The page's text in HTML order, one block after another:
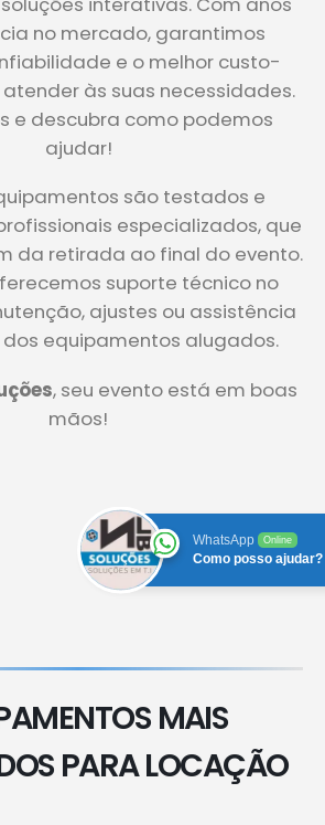
no mercado, garantimos
e o melhor custo-
às suas necessidades.
e descubra como podemos
ajudar!
são testados e
especializados, que
da retirada ao final do evento.
suporte técnico no
ajustes ou assistência
equipamentos alugados.
, seu evento está em boas
mãos!
WhatsApp Online
Como posso ajudar?
MAIS
PARA LOCAÇÃO